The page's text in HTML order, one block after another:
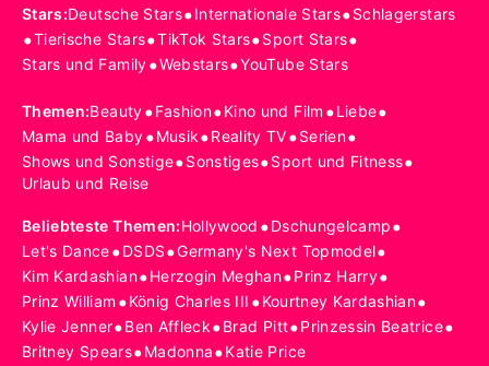
Stars:Deutsche Stars•Internationale Stars•Schlagerstars
•Tierische Stars•TikTok Stars•Sport Stars•
Stars und Family•Webstars•YouTube Stars
Themen:Beauty•Fashion•Kino und Film •Liebe•
Mama und Baby•Musik•Reality TV•Serien•
Shows und Sonstige•Sonstiges•Sport und Fitness•
Urlaub und Reise
Beliebteste Themen:Hollywood •Dschungelcamp•
Let's Dance•DSDS•Germany's Next Topmodel•
Kim Kardashian•Herzogin Meghan•Prinz Harry•
Prinz William •König Charles III •Kourtney Kardashian•
Kylie Jenner•Ben Affleck•Brad Pitt•Prinzessin Beatrice•
Britney Spears•Madonna•Katie Price